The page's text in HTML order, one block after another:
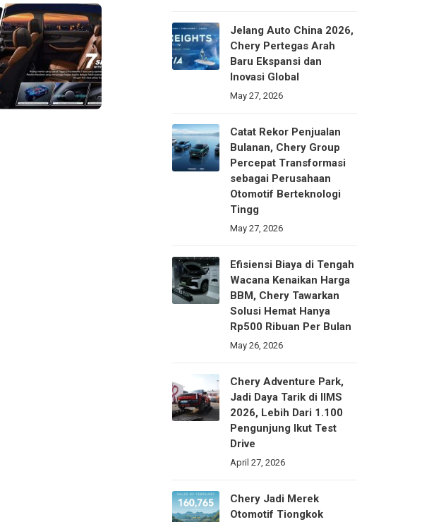
Jelang Auto China 2026,
Chery Pertegas Arah
Baru Ekspansi dan
Inovasi Global
May 27, 2026
Catat Rekor Penjualan
Bulanan, Chery Group
Percepat Transformasi
sebagai Perusahaan
Otomotif Berteknologi
Tingg
May 27, 2026
Efisiensi Biaya di Tengah
Wacana Kenaikan Harga
BBM, Chery Tawarkan
Solusi Hemat Hanya
Rp500 Ribuan Per Bulan
May 26, 2026
Chery Adventure Park,
Jadi Daya Tarik di IIMS
2026, Lebih Dari 1.100
Pengunjung Ikut Test
Drive
April 27, 2026
Chery Jadi Merek
Otomotif Tiongkok